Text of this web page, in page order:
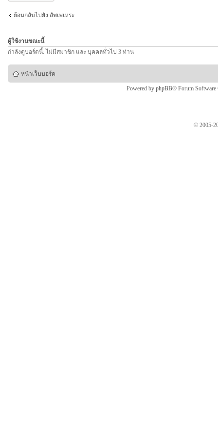
ย้อนกลับไปยัง สัพเพเหระ
ผู้ใช้งานขณะนี้
กำลังดูบอร์ดนี้: ไม่มีสมาชิก และ บุคคลทั่วไป 3 ท่าน
หน้าเว็บบอร์ด
Powered by phpBB® Forum
© 2005-